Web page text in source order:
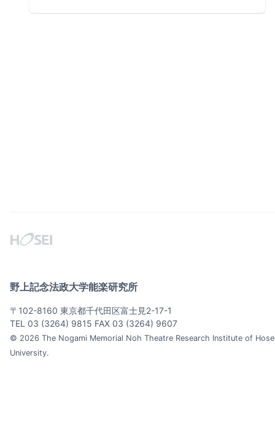
野上記念法政大学能楽研究所
〒102-8160 東京都千代田区富士見2-17-1
TEL 03 (3264) 9815 FAX 03 (3264) 9607
© 2026 The Nogami Memorial Noh Theatre Research Institute of
University.